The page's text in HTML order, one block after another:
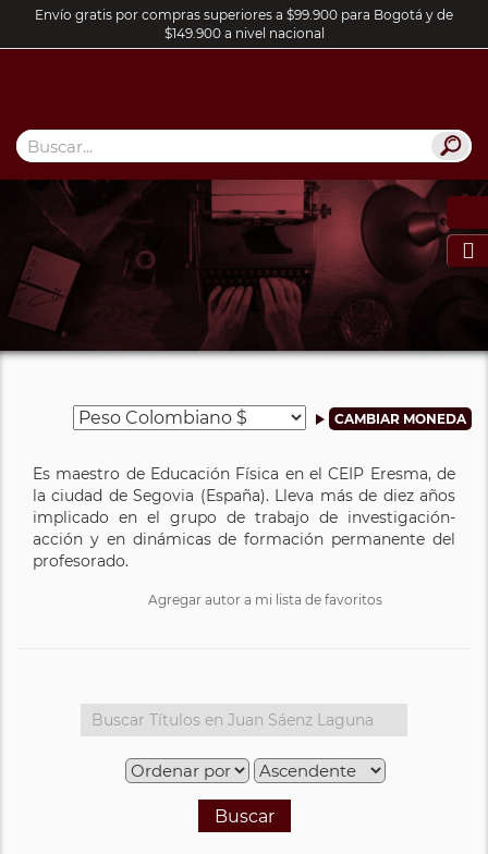
Envío gratis por compras superiores a $99.900 para Bogotá y de
$149.900 a nivel nacional

Es maestro de Educación Física en el CEIP Eresma, de
la ciudad de Segovia (España). Lleva más de diez años
implicado en el grupo de trabajo de investigación-
acción y en dinámicas de formación permanente del
profesorado.
Agregar autor a mi lista de favoritos
Buscar